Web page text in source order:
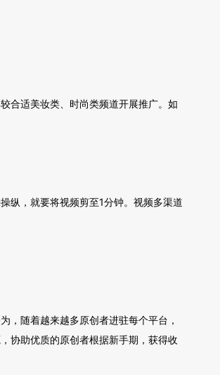
合适美妆类、时尚类频道开展推广。如
纵，就要将视频剪至1分钟。视频多渠道
，随着越来越多原创者进驻每个平台，
协助优质的原创者根据新手期，获得收